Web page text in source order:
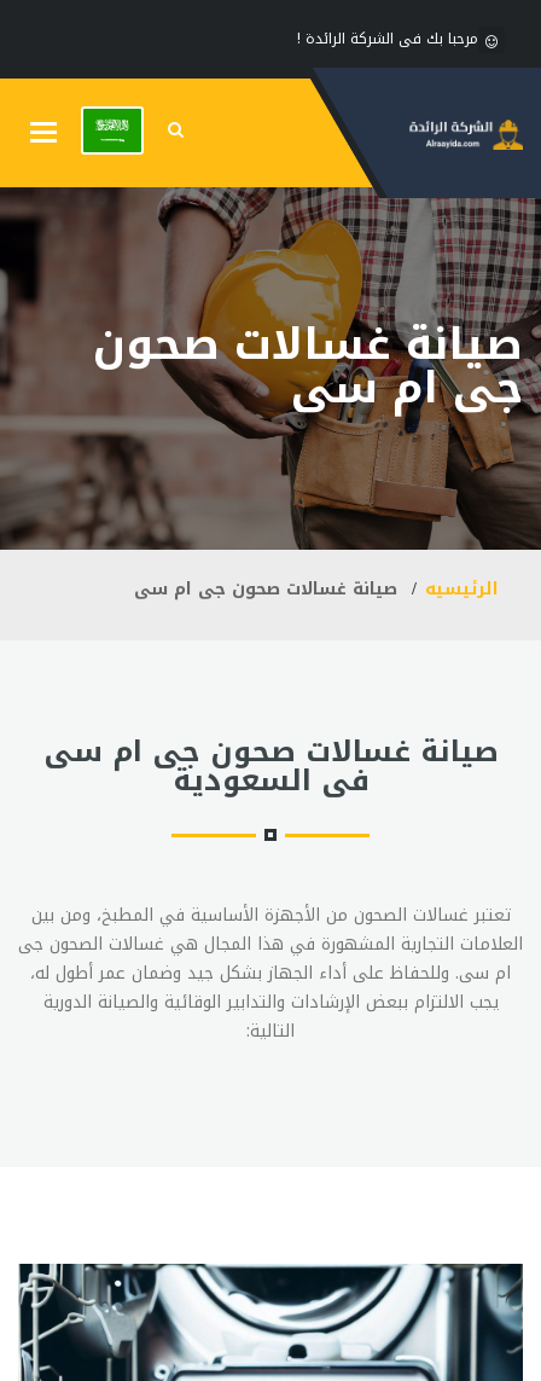
مرحبا بك فى الشركة الرائدة !
صيانة غسالات صحون
جى ام سى
الرئيسيه صيانة غسالات صحون جى ام سى
صيانة غسالات صحون جى ام سى
فى السعودية
تعتبر غسالات الصحون من الأجهزة الأساسية في المطبخ، ومن بين
العلامات التجارية المشهورة في هذا المجال هي غسالات الصحون جى
ام سى. وللحفاظ على أداء الجهاز بشكل جيد وضمان عمر أطول له،
يجب الالتزام ببعض الإرشادات والتدابير الوقائية والصيانة الدورية
التالية: